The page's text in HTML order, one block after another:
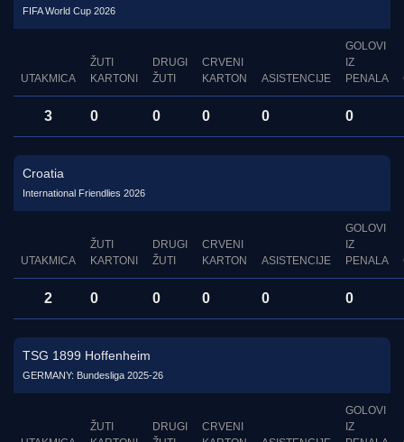
FIFA World Cup 2026
UTAKMICA
ŽUTI
KARTONI
DRUGI
ŽUTI
CRVENI
KARTON
ASISTENCIJE
GOLOVI
IZ
PENALA
3 0 0 0 0 0
Croatia
International Friendlies 2026
UTAKMICA
ŽUTI
KARTONI
DRUGI
ŽUTI
CRVENI
KARTON
ASISTENCIJE
GOLOVI
IZ
PENALA
2 0 0 0 0 0
TSG 1899 Hoffenheim
GERMANY: Bundesliga 2025-26
ŽUTI
DRUGI
CRVENI
GOLOVI
IZ